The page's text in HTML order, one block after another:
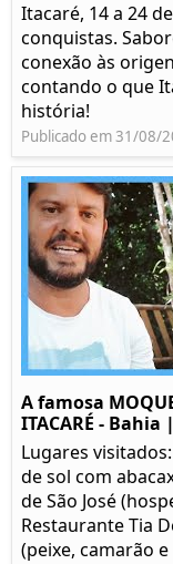
Itacaré, 14 a 24
conquistas.
conexão às
contando o que
história!
Publicado em 31/08/
A famosa
ITACARÉ - Bahia
Lugares
de sol com
de São José
Restaurante Tia
(peixe, camarão